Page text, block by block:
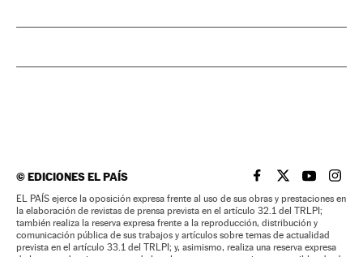
©EDICIONES EL PAÍS EL PAÍS BRASIL EN
EL PAÍSEL PAÍS
EL
EL PAÍS ejerce la oposición expresa frente al uso de sus obras y prestaciones en
la elaboración de revistas de prensa prevista en el artículo 32.1 del TRLPI;
también realiza la reserva expresa frente a la reproducción, distribución y
comunicación pública de sus trabajos y artículos sobre temas de actualidad
prevista en el artículo 33.1 del TRLPI; y, asimismo, realiza una reserva expresa